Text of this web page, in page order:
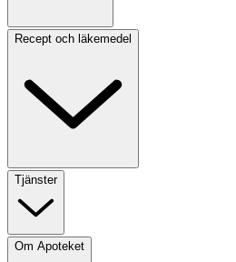
Recept och läkemedel
Tjänster
Om Apoteket